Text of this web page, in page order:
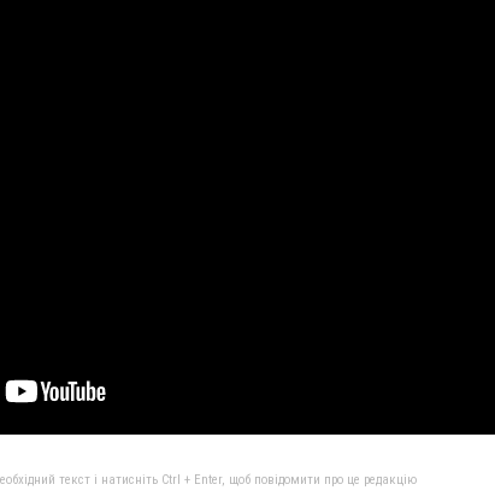
текст і натисніть Ctrl + Enter, щоб повідомити про це редакцію